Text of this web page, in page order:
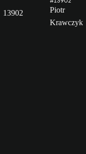
13902
Piotr
Krawczyk